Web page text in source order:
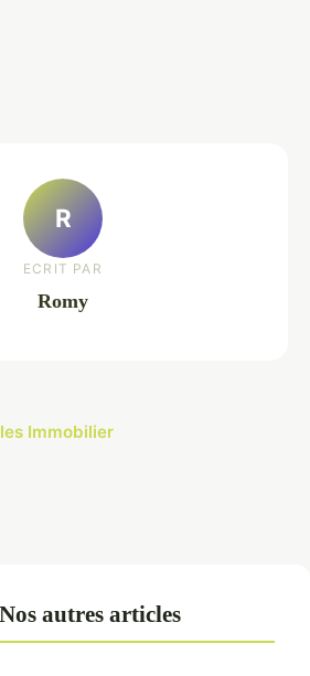
R
ECRIT PAR
Romy
Immobilier
autres articles